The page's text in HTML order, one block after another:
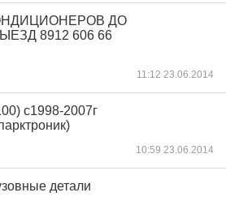
ДО
8912 606 66
11:12 23.06.2014
с1998-2007г
10:59 23.06.2014
детали